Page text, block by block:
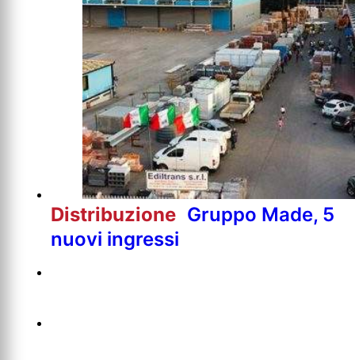
Distribuzione Gruppo Made, 5
nuovi ingressi